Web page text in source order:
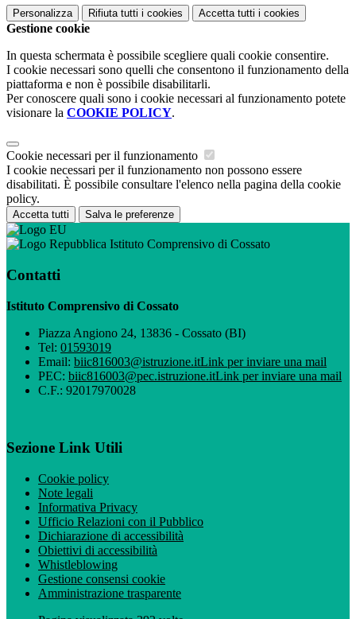
Personalizza Rifiuta tutti i cookies Accetta tutti i cookies
Gestione cookie
In questa schermata è possibile scegliere quali cookie consentire.
I cookie necessari sono quelli che consentono il funzionamento della
piattaforma e non è possibile disabilitarli.
Per conoscere quali sono i cookie necessari al funzionamento potete
visionare la COOKIE POLICY.
Cookie necessari per il funzionamento
I cookie necessari per il funzionamento non possono essere
disabilitati. È possibile consultare l'elenco nella pagina della cookie
policy.
Accetta tutti Salva le preferenze
Istituto Comprensivo di Cossato
Contatti
Istituto Comprensivo di Cossato
Piazza Angiono 24, 13836 - Cossato (BI)
Tel: 01593019
Email: biic816003@istruzione.itLink per inviare una mail
PEC: biic816003@pec.istruzione.itLink per inviare una mail
C.F.: 92017970028
Sezione Link Utili
Cookie policy
Note legali
Informativa Privacy
Ufficio Relazioni con il Pubblico
Dichiarazione di accessibilità
Obiettivi di accessibilità
Whistleblowing
Gestione consensi cookie
Amministrazione trasparente